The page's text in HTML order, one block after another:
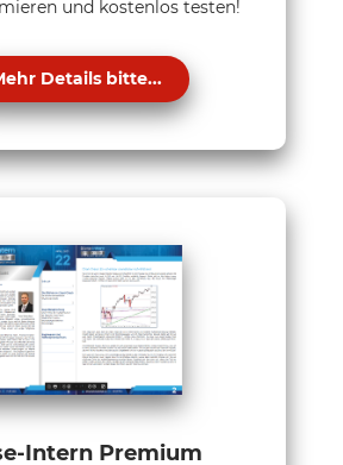
und kostenlos testen!
Details bitte...
Intern Premium